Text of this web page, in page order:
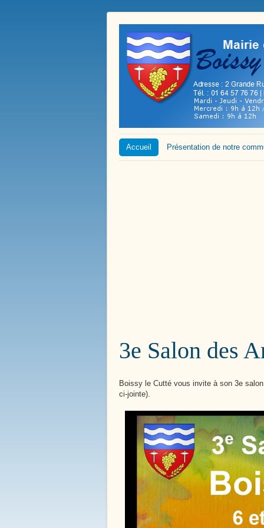
Accueil Présentation de notre
Bienvenue à
Boissy le
3e Salon des
Boissy le Cutté vous invite à son 3e
ci-jointe).